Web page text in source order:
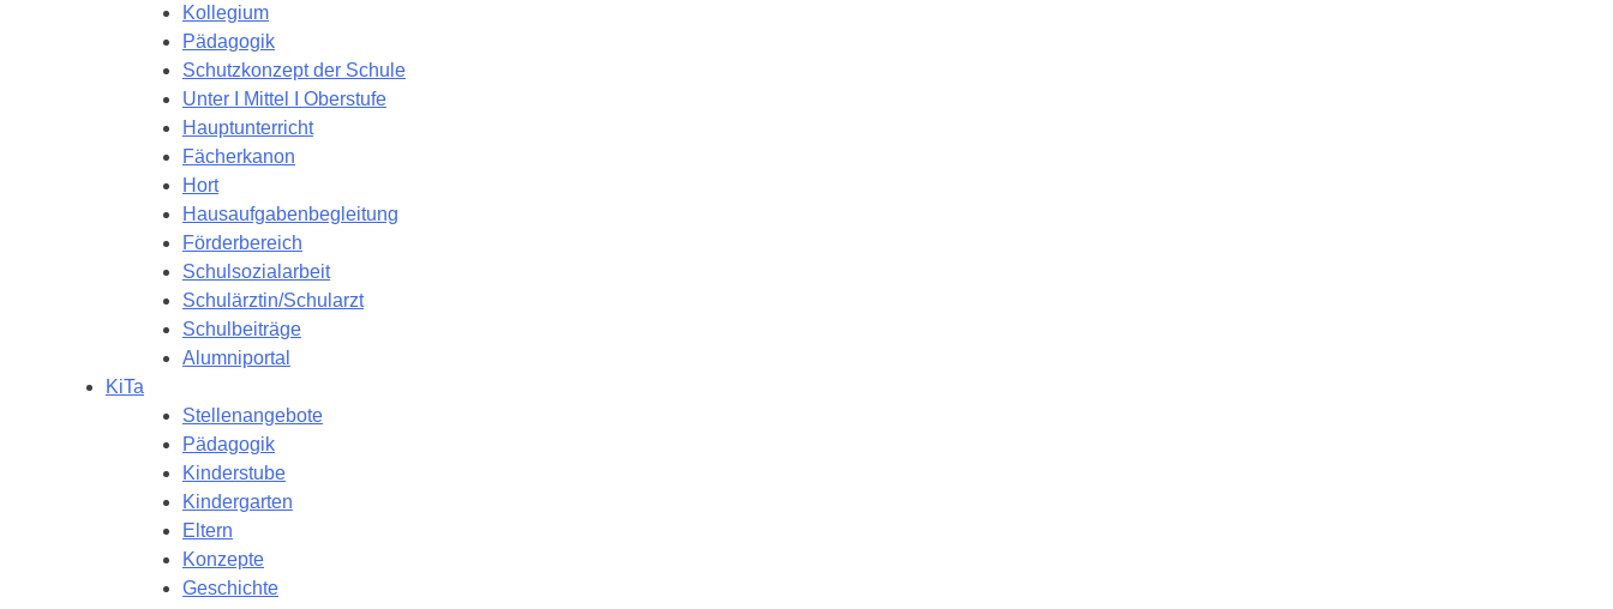
Kollegium
Pädagogik
Schutzkonzept der Schule
Unter I Mittel I Oberstufe
Hauptunterricht
Fächerkanon
Hort
Hausaufgabenbegleitung
Förderbereich
Schulsozialarbeit
Schulärztin/Schularzt
Schulbeiträge
Alumniportal
KiTa
Stellenangebote
Pädagogik
Kinderstube
Kindergarten
Eltern
Konzepte
Geschichte